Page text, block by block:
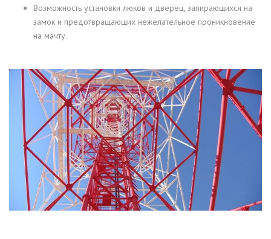
Возможность установки люков и дверец, запирающихся на
замок и предотвращающих нежелательное проникновение
на мачту.